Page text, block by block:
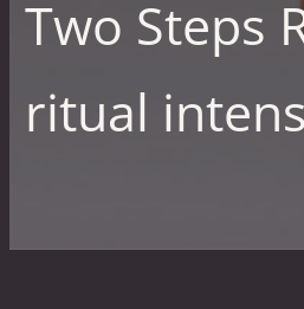
Two Steps
ritual